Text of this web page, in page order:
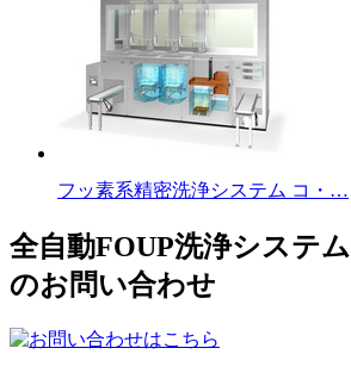
フッ素系精密洗浄システム コ・…
全自動FOUP洗浄システ
のお問い合わせ